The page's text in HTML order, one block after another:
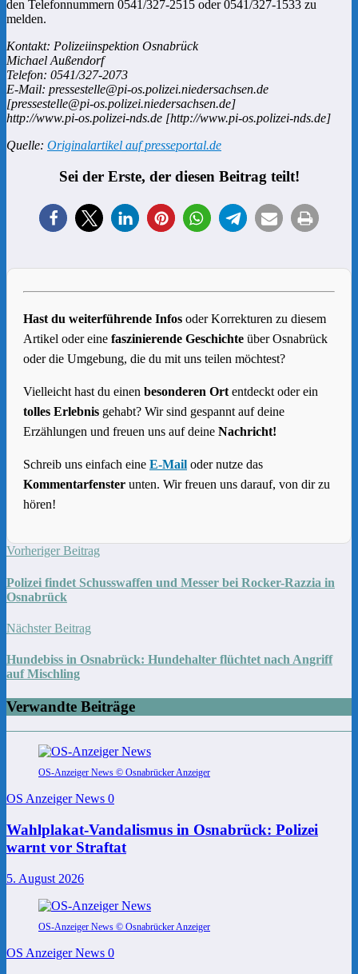
den Telefonnummern 0541/327-2515 oder 0541/327-1533 zu
melden.
Kontakt: Polizeiinspektion Osnabrück
Michael Außendorf
Telefon: 0541/327-2073
E-Mail: pressestelle@pi-os.polizei.niedersachsen.de
[pressestelle@pi-os.polizei.niedersachsen.de]
http://www.pi-os.polizei-nds.de [http://www.pi-os.polizei-nds.de]
Quelle: Originalartikel auf presseportal.de
Sei der Erste, der diesen Beitrag teilt!
Hast du weiterführende Infos oder Korrekturen zu diesem
Artikel oder eine faszinierende Geschichte über Osnabrück
oder die Umgebung, die du mit uns teilen möchtest?
Vielleicht hast du einen besonderen Ort entdeckt oder ein
tolles Erlebnis gehabt? Wir sind gespannt auf deine
Erzählungen und freuen uns auf deine Nachricht!
Schreib uns einfach eine E-Mail oder nutze das
Kommentarfenster unten. Wir freuen uns darauf, von dir zu
hören!
Vorheriger Beitrag
Polizei findet Schusswaffen und Messer bei Rocker-Razzia in
Osnabrück
Nächster Beitrag
Hundebiss in Osnabrück: Hundehalter flüchtet nach Angriff
auf Mischling
Verwandte Beiträge
OS-Anzeiger News © Osnabrücker Anzeiger
OS Anzeiger News 0
Wahlplakat-Vandalismus in Osnabrück: Polizei
warnt vor Straftat
5. August 2026
OS-Anzeiger News © Osnabrücker Anzeiger
OS Anzeiger News 0